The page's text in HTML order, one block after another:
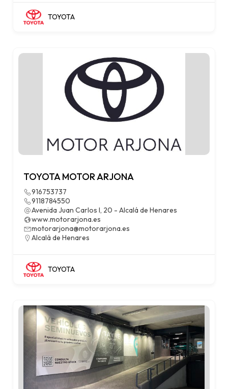
TOYOTA
TOYOTA MOTOR ARJONA
916753737
9118784550
Avenida Juan Carlos I, 20 - Alcalá de Henares
www.motorarjona.es
motorarjona@motorarjona.es
Alcalá de Henares
TOYOTA